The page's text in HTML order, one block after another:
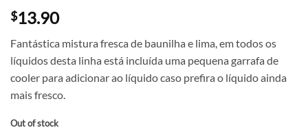
$13.90
Fantástica mistura fresca de baunilha e lima, em todos os
líquidos desta linha está incluída uma pequena garrafa de
cooler para adicionar ao líquido caso prefira o líquido ainda
mais fresco.
Out of stock